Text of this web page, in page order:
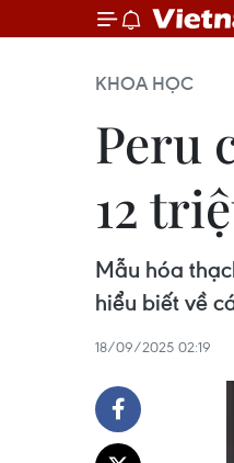
KHOA HỌC
Peru
12
Mẫu hóa
hiểu biết về
18/09/2025 02:19